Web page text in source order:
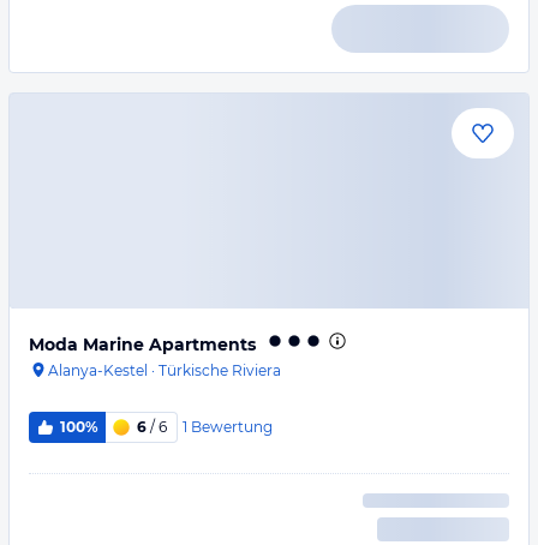
Moda Marine Apartments
Alanya-Kestel · Türkische Riviera
100% 6 / 6 1 Bewertung